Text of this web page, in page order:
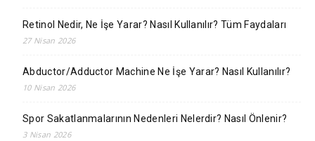
Retinol Nedir, Ne İşe Yarar? Nasıl Kullanılır? Tüm Faydaları
27 Nisan 2026
Abductor/Adductor Machine Ne İşe Yarar? Nasıl Kullanılır?
10 Nisan 2026
Spor Sakatlanmalarının Nedenleri Nelerdir? Nasıl Önlenir?
3 Nisan 2026